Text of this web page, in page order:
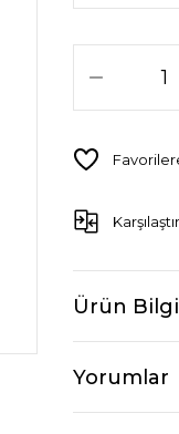
Karşılaştır
Ürün
Yorumlar